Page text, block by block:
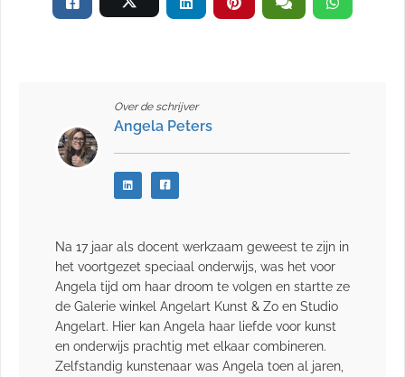
Over de schrijver
Angela Peters
Na 17 jaar als docent werkzaam geweest te zijn in
het voortgezet speciaal onderwijs, was het voor
Angela tijd om haar droom te volgen en startte ze
de Galerie winkel Angelart Kunst & Zo en Studio
Angelart. Hier kan Angela haar liefde voor kunst
en onderwijs prachtig met elkaar combineren.
Zelfstandig kunstenaar was Angela toen al jaren,